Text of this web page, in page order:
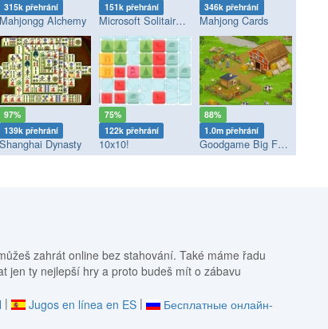
315k přehrání
Mahjongg Alchemy
151k přehrání
Microsoft Solitaire Collection
346k přehrání
Mahjong Cards
97%
139k přehrání
Shanghai Dynasty
75%
122k přehrání
10x10!
88%
1.0m přehrání
Goodgame Big Farm
zahrát online bez stahování. Také máme řadu
jen ty nejlepší hry a proto budeš mít o zábavu
| Jugos en línea en ES |
Бесплатные онлайн-